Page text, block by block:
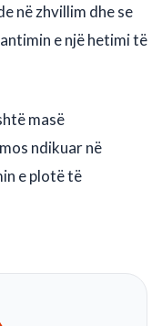
në zhvillim dhe se
e një hetimi të
masë
ndikuar në
e plotë të